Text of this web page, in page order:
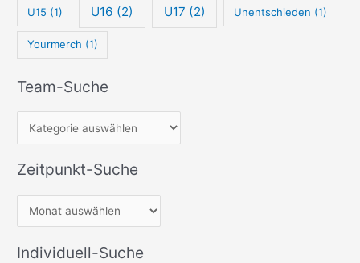
U15 (1) U16 (2) U17 (2) Unentschieden (1)
Yourmerch (1)
Team-Suche
Zeitpunkt-Suche
Individuell-Suche